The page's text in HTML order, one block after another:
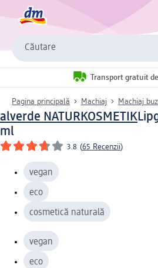
Căutare
Transport gratuit
Pagina principală Machiaj Machiaj
alverde NATURKOSMETIK
ml
3.8 (65 Recenzii)
vegan
eco
cosmetică naturală
vegan
eco